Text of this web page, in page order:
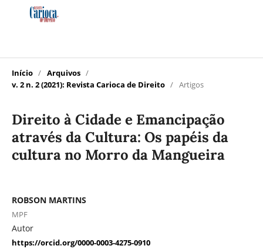
Início / Arquivos /
v. 2 n. 2 (2021): Revista Carioca de Direito / Artigos
Direito à Cidade e Emancipação
através da Cultura: Os papéis da
cultura no Morro da Mangueira
ROBSON MARTINS
MPF
Autor
https://orcid.org/0000-0003-4275-0910